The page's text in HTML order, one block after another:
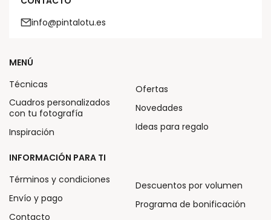
info@pintalotu.es
MENÚ
Técnicas
Cuadros personalizados
con tu fotografía
Inspiración
Ofertas
Novedades
Ideas para regalo
INFORMACIÓN PARA TI
Términos y condiciones
Envío y pago
Contacto
Descuentos por volumen
Programa de bonificación